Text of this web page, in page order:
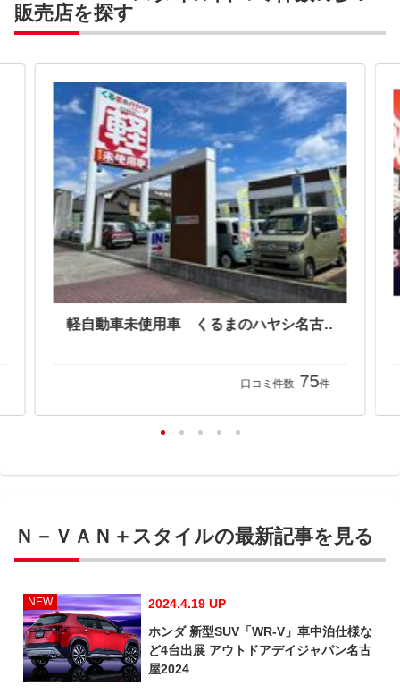
販売店を探す
軽自動車未使用車 くるまのハヤシ名古屋南店
口コミ件数 75件
Ｎ－ＶＡＮ＋スタイルの最新記事を見る
NEW
2024.4.19 UP
ホンダ 新型SUV「WR-V」車中泊仕様な
ど4台出展 アウトドアデイジャパン名古
屋2024